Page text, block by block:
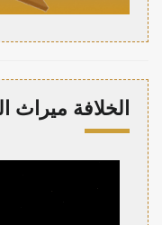
الخلافة ميراث